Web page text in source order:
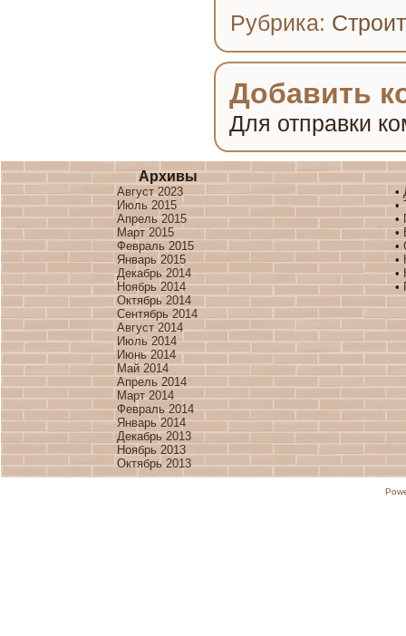
Рубрика:
Добавить
Для отправки
Архивы
Август 2023
Июль 2015
Апрель 2015
Март 2015
Февраль 2015
Январь 2015
Декабрь 2014
Ноябрь 2014
Октябрь 2014
Сентябрь 2014
Август 2014
Июль 2014
Июнь 2014
Май 2014
Апрель 2014
Март 2014
Февраль 2014
Январь 2014
Декабрь 2013
Ноябрь 2013
Октябрь 2013
•
•
•
•
•
•
•
•